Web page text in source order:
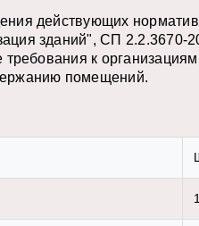
действующих
зданий", СП 2.2.3670-
к
помещений.